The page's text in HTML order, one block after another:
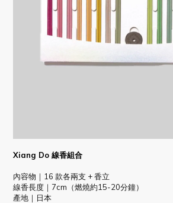
Xiang Do 線香組合
內容物｜16 款各兩支 + 香立
線香長度｜7cm（燃燒約15-20分鐘）
產地｜日本